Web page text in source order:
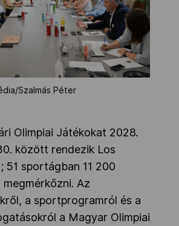
Szalmás Péter
Olimpiai Játékokat 2028.
között rendezik Los
51 sportágban 11 200
Az
a sportprogramról és a
a Magyar Olimpiai